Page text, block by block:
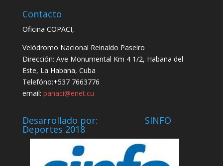
Contacto
Oficina COPACI,
Velódromo Nacional Reinaldo Paseiro
Dirección: Ave Monumental Km 4 1/2, Habana del
Este, La Habana, Cuba
Telefóno:+537 7663776
email: panaci@enet.cu
Desarrollado por: SINFO
Deportes 2018